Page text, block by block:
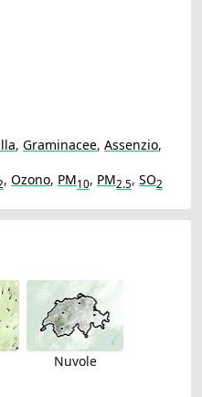
, Graminacee, Assenzio,
, Ozono, PM10, PM2.5, SO2
Nuvole